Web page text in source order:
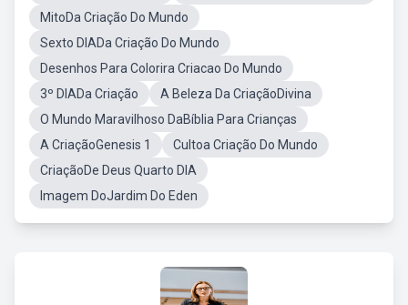
MitoDa Criação Do Mundo
Sexto DIADa Criação Do Mundo
Desenhos Para Colorira Criacao Do Mundo
3º DIADa Criação
A Beleza Da CriaçãoDivina
O Mundo Maravilhoso DaBíblia Para Crianças
A CriaçãoGenesis 1
Cultoa Criação Do Mundo
CriaçãoDe Deus Quarto DIA
Imagem DoJardim Do Eden